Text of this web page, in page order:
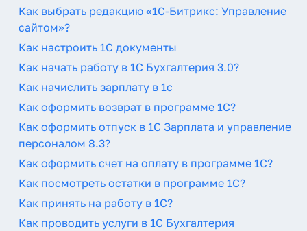
Как выбрать редакцию «1С-Битрикс: Управление
сайтом»?
Как настроить 1С документы
Как начать работу в 1С Бухгалтерия 3.0?
Как начислить зарплату в 1с
Как оформить возврат в программе 1С?
Как оформить отпуск в 1С Зарплата и управление
персоналом 8.3?
Как оформить счет на оплату в программе 1С?
Как посмотреть остатки в программе 1С?
Как принять на работу в 1С?
Как проводить услуги в 1С Бухгалтерия